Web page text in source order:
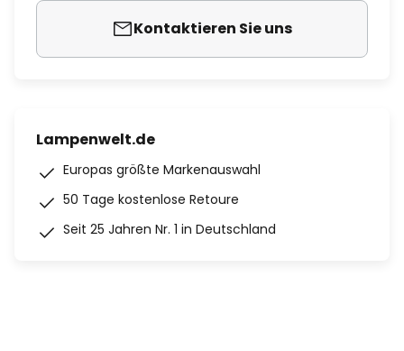
Kontaktieren Sie uns
Lampenwelt.de
Europas größte Markenauswahl
50 Tage kostenlose Retoure
Seit 25 Jahren Nr. 1 in Deutschland